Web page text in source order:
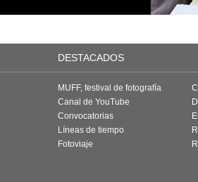
DESTACADOS
MUFF, festival de fotografía
Canal de YouTube
Convocatorias
Líneas de tiempo
Fotoviaje